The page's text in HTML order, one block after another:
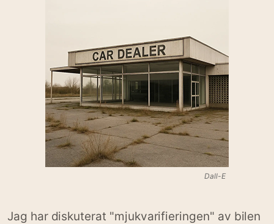
Dall-E
Jag har diskuterat "mjukvarifieringen" av bilen